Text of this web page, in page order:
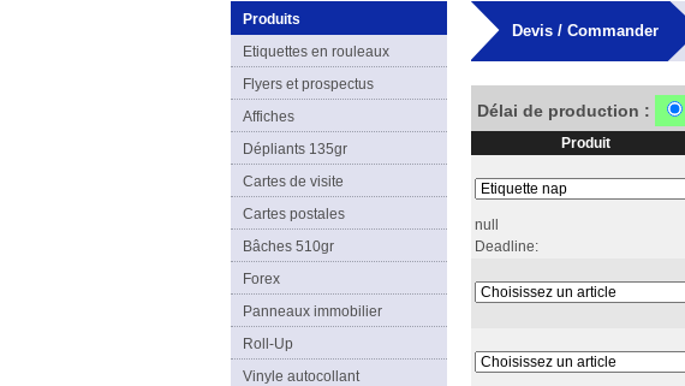
Produits
Etiquettes en rouleaux
Flyers et prospectus
Affiches
Dépliants 135gr
Cartes de visite
Cartes postales
Bâches 510gr
Forex
Panneaux immobilier
Roll-Up
Vinyle autocollant
Devis / Commander
Délai de production :
Produit
null
Deadline: